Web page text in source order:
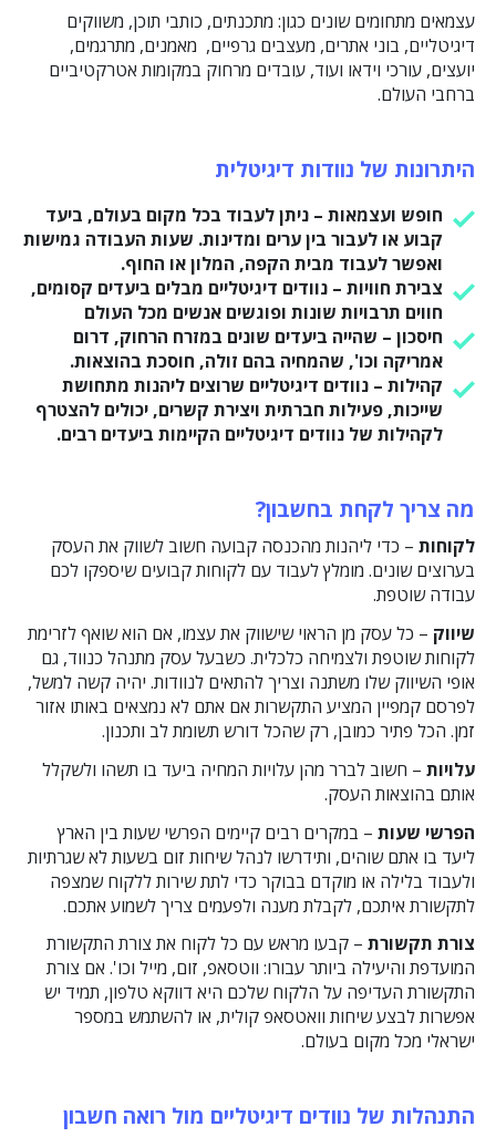
עצמאים מתחומים שונים כגון: מתכנתים, כותבי תוכן, משווקים
דיגיטליים, בוני אתרים, מעצבים גרפיים, מאמנים, מתרגמים,
יועצים, עורכי וידאו ועוד, עובדים מרחוק במקומות אטרקטיביים
ברחבי העולם.
היתרונות של נוודות דיגיטלית
חופש ועצמאות – ניתן לעבוד בכל מקום בעולם, ביעד
קבוע או לעבור בין ערים ומדינות. שעות העבודה גמישות
ואפשר לעבוד מבית הקפה, המלון או החוף.
צבירת חוויות – נוודים דיגיטליים מבלים ביעדים קסומים,
חווים תרבויות שונות ופוגשים אנשים מכל העולם
חיסכון – שהייה ביעדים שונים במזרח הרחוק, דרום
אמריקה וכו', שהמחיה בהם זולה, חוסכת בהוצאות.
קהילות – נוודים דיגיטליים שרוצים ליהנות מתחושת
שייכות, פעילות חברתית ויצירת קשרים, יכולים להצטרף
לקהילות של נוודים דיגיטליים הקיימות ביעדים רבים.
מה צריך לקחת בחשבון?
לקוחות – כדי ליהנות מהכנסה קבועה חשוב לשווק את העסק
בערוצים שונים. מומלץ לעבוד עם לקוחות קבועים שיספקו לכם
עבודה שוטפת.
שיווק – כל עסק מן הראוי שישווק את עצמו, אם הוא שואף לזרימת
לקוחות שוטפת ולצמיחה כלכלית. כשבעל עסק מתנהל כנווד, גם
אופי השיווק שלו משתנה וצריך להתאים לנוודות. יהיה קשה למשל,
לפרסם קמפיין המציע התקשרות אם אתם לא נמצאים באותו אזור
זמן. הכל פתיר כמובן, רק שהכל דורש תשומת לב ותכנון.
עלויות – חשוב לברר מהן עלויות המחיה ביעד בו תשהו ולשקלל
אותם בהוצאות העסק.
הפרשי שעות – במקרים רבים קיימים הפרשי שעות בין הארץ
ליעד בו אתם שוהים, ותידרשו לנהל שיחות זום בשעות לא שגרתיות
ולעבוד בלילה או מוקדם בבוקר כדי לתת שירות ללקוח שמצפה
לתקשורת איתכם, לקבלת מענה ולפעמים צריך לשמוע אתכם.
צורת תקשורת – קבעו מראש עם כל לקוח את צורת התקשורת
המועדפת והיעילה ביותר עבורו: ווטסאפ, זום, מייל וכו'. אם צורת
התקשורת העדיפה על הלקוח שלכם היא דווקא טלפון, תמיד יש
אפשרות לבצע שיחות וואטסאפ קולית, או להשתמש במספר
ישראלי מכל מקום בעולם.
התנהלות של נוודים דיגיטליים מול רואה חשבון